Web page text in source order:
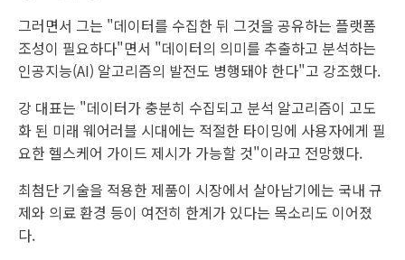
그러면서 그는 "데이터를 수집한 뒤 그것을 공유하는 플랫폼
조성이 필요하다"면서 "데이터의 의미를 추출하고 분석하는
인공지능(AI) 알고리즘의 발전도 병행돼야 한다"고 강조했다.
강 대표는 "데이터가 충분히 수집되고 분석 알고리즘이 고도
화 된 미래 웨어러블 시대에는 적절한 타이밍에 사용자에게 필
요한 헬스케어 가이드 제시가 가능할 것"이라고 전망했다.
최첨단 기술을 적용한 제품이 시장에서 살아남기에는 국내 규
제와 의료 환경 등이 여전히 한계가 있다는 목소리도 이어졌
다.